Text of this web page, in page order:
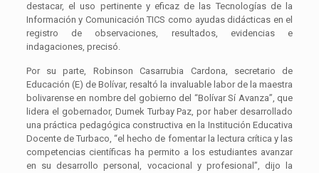
destacar, el uso pertinente y eficaz de las Tecnologías de la
Información y Comunicación TICS como ayudas didácticas en el
registro de observaciones, resultados, evidencias e
indagaciones, precisó.
Por su parte, Robinson Casarrubia Cardona, secretario de
Educación (E) de Bolívar, resaltó la invaluable labor de la maestra
bolivarense en nombre del gobierno del “Bolívar Sí Avanza”, que
lidera el gobernador, Dumek Turbay Paz, por haber desarrollado
una práctica pedagógica constructiva en la Institución Educativa
Docente de Turbaco, “el hecho de fomentar la lectura crítica y las
competencias científicas ha permito a los estudiantes avanzar
en su desarrollo personal, vocacional y profesional”, dijo la